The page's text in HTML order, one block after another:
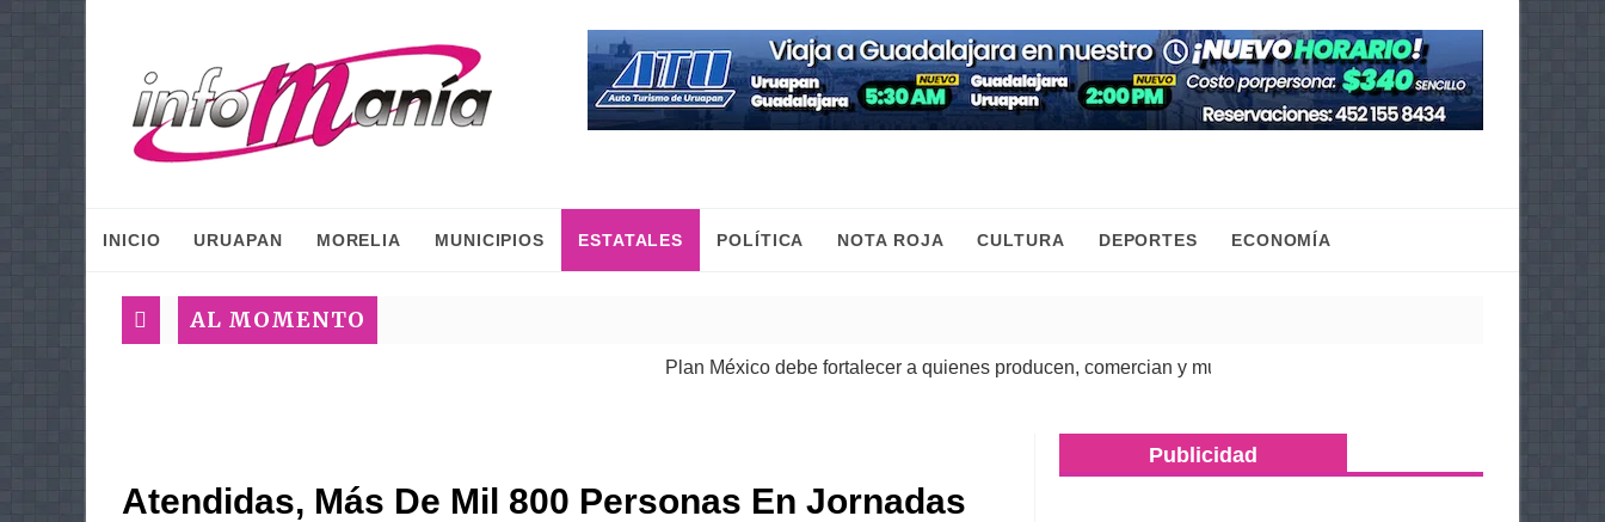
INICIO URUAPAN MORELIA MUNICIPIOS ESTATALES POLÍTICA NOTA ROJA CULTURA DEPORTES ECONOMÍA
AL MOMENTO
Plan México debe fortalecer a quienes producen, comercian y mueven la economía regional: Torres Piña
Atendidas, Más De Mil 800 Personas En Jornadas
Publicidad